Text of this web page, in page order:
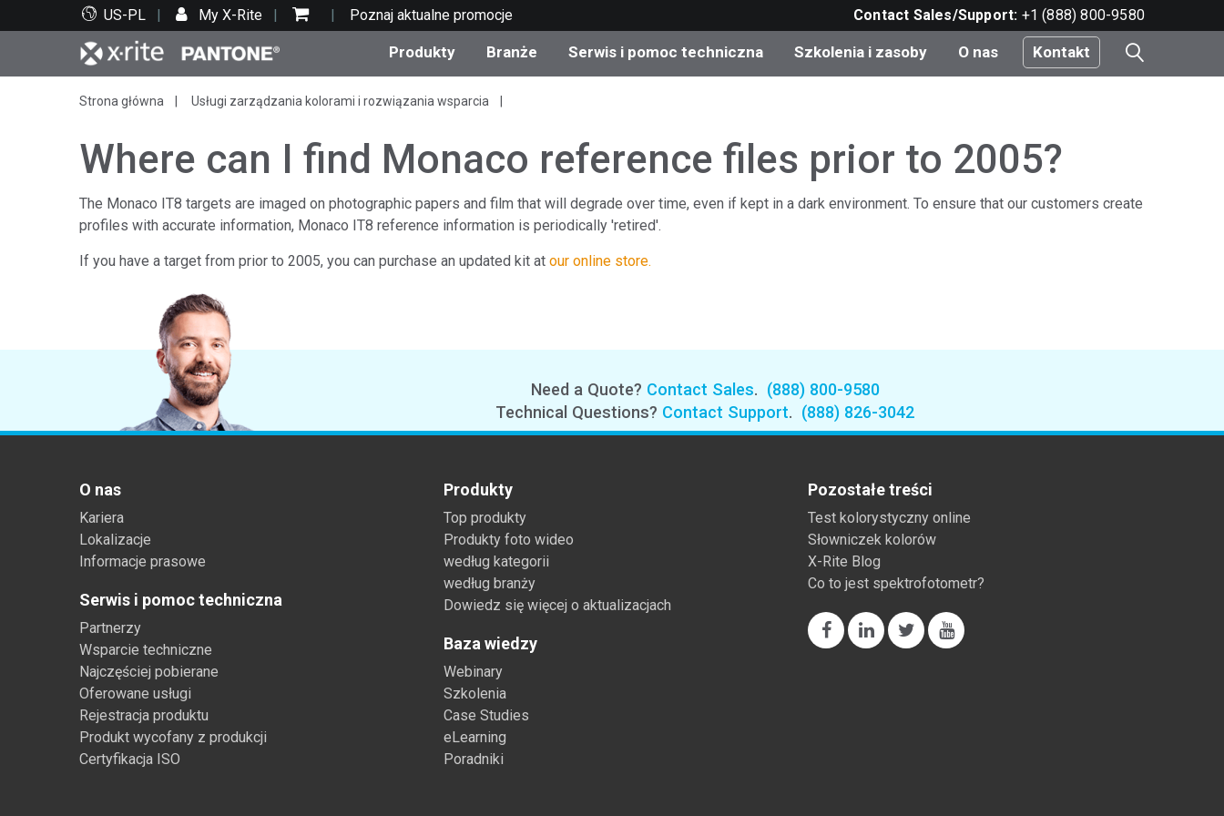
US-PL My X-Rite Poznaj aktualne promocje Contact Sales/Support: +1 (888) 800-9580
Produkty
Top produkty Kategorie produktów
aktualizacje
Sklep internetowy
Branże
Druk i opakowania
Motoryzacja
Tworzywa sztuczne
Farby i powłoki
Tekstylia
Cosmetic Manufacturers
Produkty konsumenckie
Nauki przyrodnicze
Elektronika użytkowa
Branża papiernicza
Serwis i pomoc techniczna
Wsparcie techniczne Serwis i utrzymanie
Szkolenia i zasoby
Zasoby edukacyjne Szkolenie
Najpopularniejsze pliki do
O nas Kontakt
Strona główna Usługi zarządzania kolorami i rozwiązania wsparcia
Where can I find Monaco reference files prior to 2005?
The Monaco IT8 targets are imaged on photographic papers and film that will degrade over time, even if kept in a dark environment. To ensure that our customers create
profiles with accurate information, Monaco IT8 reference information is periodically 'retired'.
If you have a target from prior to 2005, you can purchase an updated kit at our online store.
Need a Quote? Contact Sales. (888) 800-9580
Technical Questions? Contact Support. (888) 826-3042
O nas
Kariera
Lokalizacje
Informacje prasowe
Serwis i pomoc techniczna
Partnerzy
Wsparcie techniczne
Najczęściej pobierane
Oferowane usługi
Rejestracja produktu
Produkt wycofany z produkcji
Certyfikacja ISO
Produkty
Top produkty
Produkty foto wideo
według kategorii
według branży
Dowiedz się więcej o aktualizacjach
Baza wiedzy
Webinary
Szkolenia
Case Studies
eLearning
Poradniki
Pozostałe treści
Test kolorystyczny online
Słowniczek kolorów
X-Rite Blog
Co to jest spektrofotometr?